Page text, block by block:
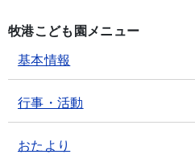
牧港こども園メニュー
基本情報
行事・活動
おたより